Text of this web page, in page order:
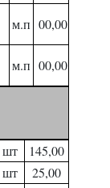
м.п 00,00
м.п 00,00
шт
145,00
шт
25,00